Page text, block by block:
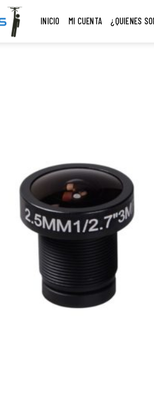
INICIO MI CUENTA ¿QUIENES